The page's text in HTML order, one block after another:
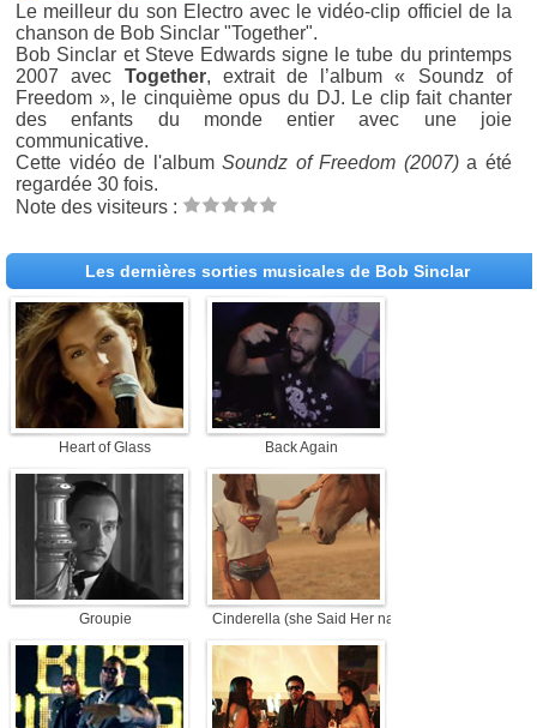
Le meilleur du son Electro avec le vidéo-clip officiel de la
chanson de Bob Sinclar "Together".
Bob Sinclar et Steve Edwards signe le tube du printemps
2007 avec Together, extrait de l’album « Soundz of
Freedom », le cinquième opus du DJ. Le clip fait chanter
des enfants du monde entier avec une joie
communicative.
Cette vidéo de l'albumSoundz of Freedom (2007)a été
regardée 30 fois.
Note des visiteurs :
Les dernières sorties musicales de Bob Sinclar
Heart of Glass Back Again
Groupie Cinderella (she Said Her name)